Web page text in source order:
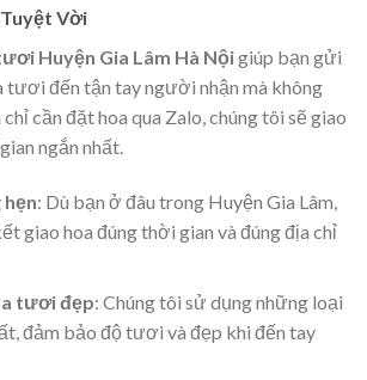
Vời
Huyện Gia Lâm Hà Nộigiúp bạn gửi
tươi đến tận tay người nhận mà không
cần đặt hoa qua Zalo, chúng tôi sẽ giao
ngắn nhất.
hẹn: Dù bạn ở đâu trong Huyện Gia Lâm,
giao hoa đúng thời gian và đúng địa chỉ
tươi đẹp: Chúng tôi sử dụng những loại
đảm bảo độ tươi và đẹp khi đến tay